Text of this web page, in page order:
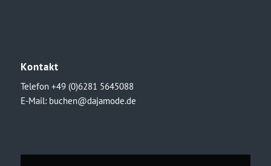
Kontakt
Telefon +49 (0)6281 5645088
E-Mail: buchen@dajamode.de